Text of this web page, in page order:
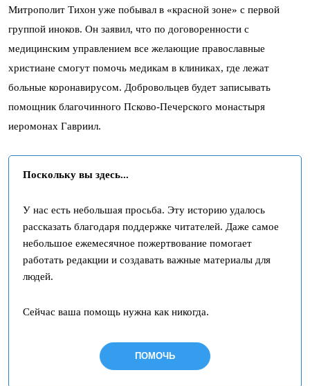
Митрополит Тихон уже побывал в «красной зоне» с первой
группой иноков. Он заявил, что по договоренности с
медицинским управлением все желающие православные
христиане смогут помочь медикам в клиниках, где лежат
больные коронавирусом. Добровольцев будет записывать
помощник благочинного Псково-Печерского монастыря
иеромонах Гавриил.
Поскольку вы здесь...
У нас есть небольшая просьба. Эту историю удалось
рассказать благодаря поддержке читателей. Даже самое
небольшое ежемесячное пожертвование помогает
работать редакции и создавать важные материалы для
людей.
Сейчас ваша помощь нужна как никогда.
ПОМОЧЬ